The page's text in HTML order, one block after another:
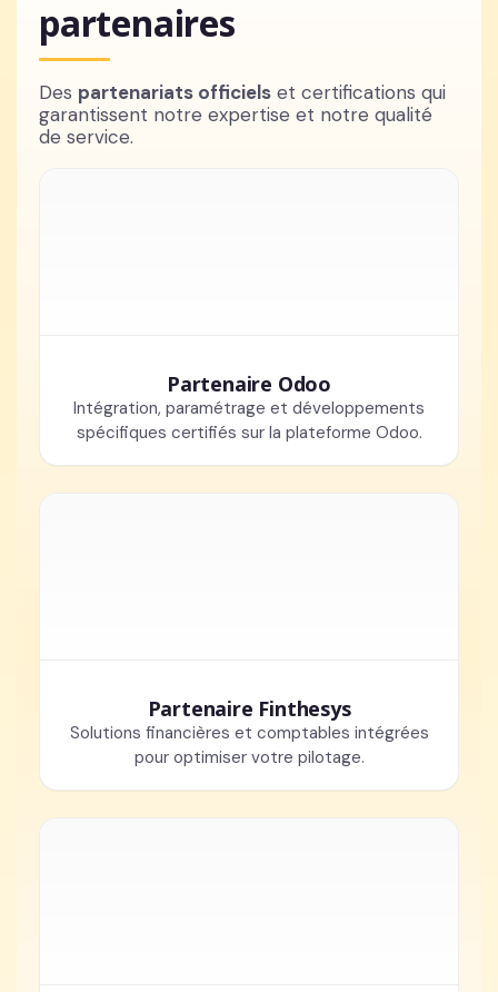
partenaires
Des partenariats officiels et certifications qui
garantissent notre expertise et notre qualité
de service.
Partenaire Odoo
Intégration, paramétrage et développements
spécifiques certifiés sur la plateforme Odoo.
Partenaire Finthesys
Solutions financières et comptables intégrées
pour optimiser votre pilotage.